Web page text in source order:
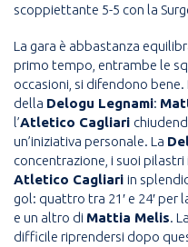
scoppiettante 5-5 con la
La gara è abbastanza
primo tempo, entrambe le
occasioni, si difendono
della Delogu Legnami:
l’Atletico Cagliari
un’iniziativa personale. La
concentrazione, i suoi
Atletico Cagliari in
gol: quattro tra 21′ e 24′ per
e un altro di Mattia Melis. La
difficile riprendersi dopo